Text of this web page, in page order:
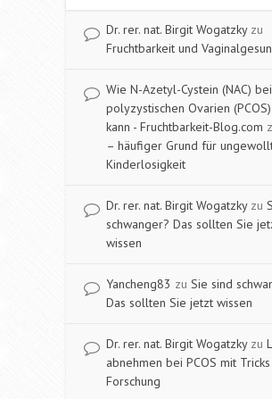
Dr. rer. nat. Birgit Wogatzkyzu
Fruchtbarkeit und
Wie N-Azetyl-Cystein (NAC) bei
polyzystischen Ovarien
kann - Fruchtbarkeit-Blog.com
– häufiger Grund für
Kinderlosigkeit
Dr. rer. nat. Birgit Wogatzkyzu
schwanger? Das sollten Sie
wissen
Yancheng83 zu Sie sind
Das sollten Sie jetzt wissen
Dr. rer. nat. Birgit Wogatzkyzu
abnehmen bei PCOS mit
Forschung